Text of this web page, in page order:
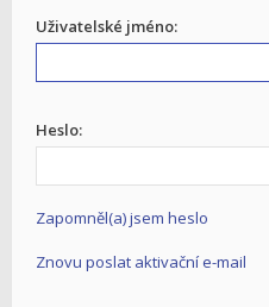
Uživatelské jméno:
Heslo:
Zapomněl(a) jsem heslo
Znovu poslat aktivační e-mail